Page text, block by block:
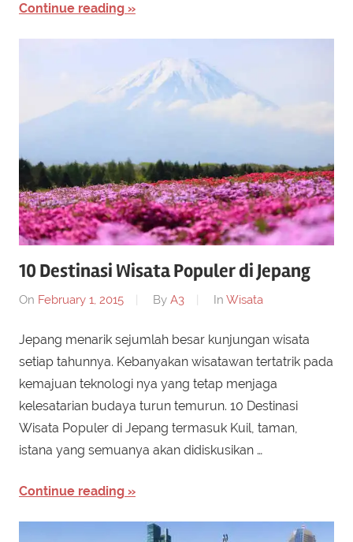
Continue reading
10 Destinasi Wisata Populer di Jepang
On February 1, 2015 By A3 In Wisata
Jepang menarik sejumlah besar kunjungan wisata
setiap tahunnya. Kebanyakan wisatawan tertatrik pada
kemajuan teknologi nya yang tetap menjaga
kelesatarian budaya turun temurun. 10 Destinasi
Wisata Populer di Jepang termasuk Kuil, taman,
istana yang semuanya akan didiskusikan …
Continue reading